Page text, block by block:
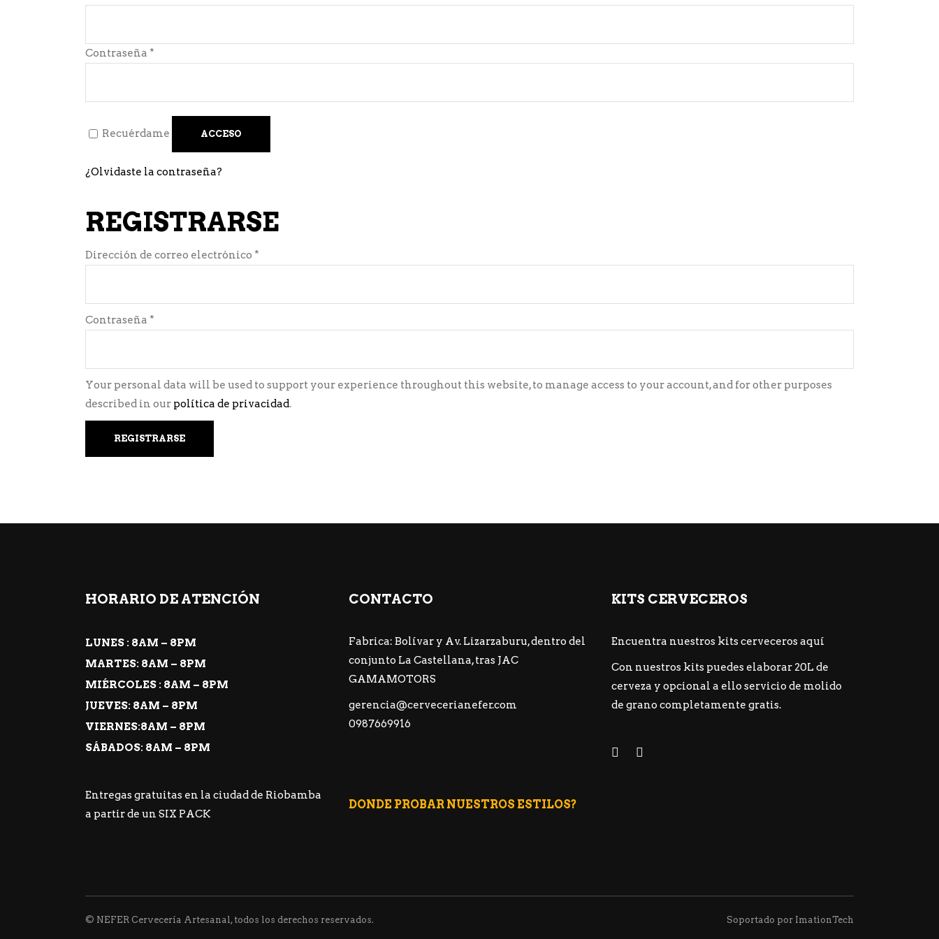
Contraseña *
Recuérdame ACCESO
¿Olvidaste la contraseña?
REGISTRARSE
Dirección de correo electrónico *
Contraseña *
Your personal data will be used to support your experience throughout this website, to manage access to your account, and for other purposes
described in our política de privacidad.
REGISTRARSE
HORARIO DE ATENCIÓN
LUNES : 8AM – 8PM
MARTES: 8AM – 8PM
MIÉRCOLES : 8AM – 8PM
JUEVES: 8AM – 8PM
VIERNES:8AM – 8PM
SÁBADOS: 8AM – 8PM
Entregas gratuitas en la ciudad de Riobamba
a partir de un SIX PACK
CONTACTO
Fabrica: Bolívar y Av. Lizarzaburu, dentro del
conjunto La Castellana, tras JAC
GAMAMOTORS
gerencia@cervecerianefer.com
0987669916
DONDE PROBAR NUESTROS ESTILOS?
KITS CERVECEROS
Encuentra nuestros kits cervecerosaquí
Con nuestros kits puedes elaborar 20L de
cerveza y opcional a ello servicio de molido
de grano completamente gratis.
© NEFER Cervecería Artesanal, todos los derechos reservados. Soportado por ImationTech